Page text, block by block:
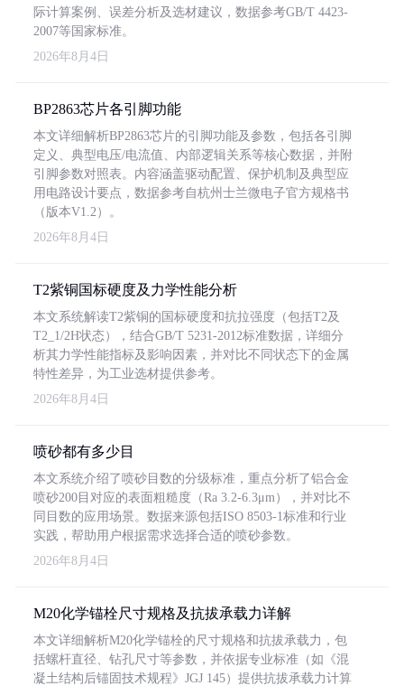
际计算案例、误差分析及选材建议，数据参考GB/T 4423-
2007等国家标准。
2026年8月4日
BP2863芯片各引脚功能
本文详细解析BP2863芯片的引脚功能及参数，包括各引脚
定义、典型电压/电流值、内部逻辑关系等核心数据，并附
引脚参数对照表。内容涵盖驱动配置、保护机制及典型应
用电路设计要点，数据参考自杭州士兰微电子官方规格书
（版本V1.2）。
2026年8月4日
T2紫铜国标硬度及力学性能分析
本文系统解读T2紫铜的国标硬度和抗拉强度（包括T2及
T2_1/2H状态），结合GB/T 5231-2012标准数据，详细分
析其力学性能指标及影响因素，并对比不同状态下的金属
特性差异，为工业选材提供参考。
2026年8月4日
喷砂都有多少目
本文系统介绍了喷砂目数的分级标准，重点分析了铝合金
喷砂200目对应的表面粗糙度（Ra 3.2-6.3μm），并对比不
同目数的应用场景。数据来源包括ISO 8503-1标准和行业
实践，帮助用户根据需求选择合适的喷砂参数。
2026年8月4日
M20化学锚栓尺寸规格及抗拔承载力详解
本文详细解析M20化学锚栓的尺寸规格和抗拔承载力，包
括螺杆直径、钻孔尺寸等参数，并依据专业标准（如《混
凝土结构后锚固技术规程》JGJ 145）提供抗拔承载力计算